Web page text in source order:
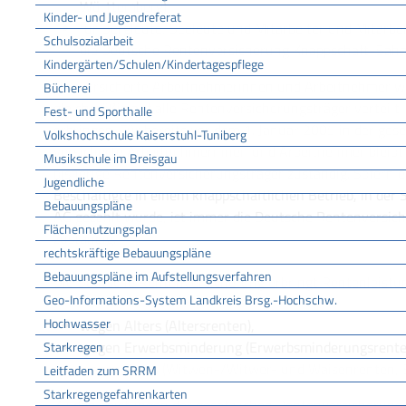
Kinder- und Jugendreferat
Schulsozialarbeit
Kindergärten/Schulen/Kindertagespflege
Bücherei
Fest- und Sporthalle
Volkshochschule Kaiserstuhl-Tuniberg
Musikschule im Breisgau
Jugendliche
Bebauungspläne
Flächennutzungsplan
rechtskräftige Bebauungspläne
Bebauungspläne im Aufstellungsverfahren
Geo-Informations-System Landkreis Brsg.-Hochschw.
Hochwasser
Starkregen
Leitfaden zum SRRM
Starkregengefahrenkarten
Württemberg)
für Bergleute, Seeleute und Mitarbeiter und
die Deutsche Rentenversicherung Knappschaft-
Neuversicherte Arbeitnehmerinnen und Arbeitnehmer
gleichmäßig auf alle Rentenversicherungsträger verteilt,
erbringen. Für bereits vor dem 1. Januar 2005 in der
versicherte Arbeitnehmerinnen und Arbeitnehmer
bisherige Rentenversicherungsträger zuständig. Sofern
Beschäftigte in einem knappschaftlichen Betrieb, in der
AG gezahlt wurde, ist immer die Deutsche
zuständig.
Die Deutsche Rentenversicherung erbringt
wegen Alters (Altersrenten),
wegen Erwerbsminderung
wegen Todes (Witwen-/Witwer- und Waisenrenten,